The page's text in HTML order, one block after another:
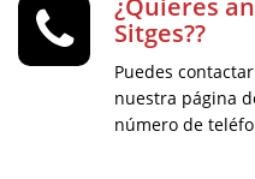
¿Quieres
Sitges??
Puedes
nuestra página
número de